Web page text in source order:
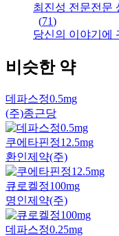
최진성 전문전문
(71)
당신의 이야기에
비슷한 약
데파스정0.5mg
(주)종근당
쿠에타핀정12.5mg
환인제약(주)
큐로켈정100mg
명인제약(주)
데파스정0.25mg